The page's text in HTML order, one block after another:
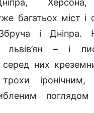
багатьох міст і
і Дніпра.
львів’ян – і
серед них